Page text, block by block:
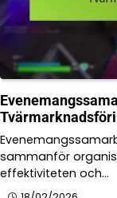
sammanför
effektiviteten och…